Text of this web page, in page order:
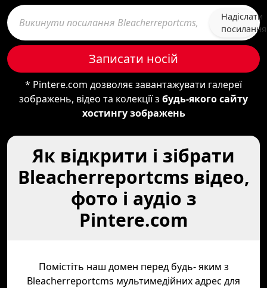
Надіслати
посилання
Записати носій
* Pintere.com дозволяє завантажувати галереї
зображень, відео та колекції з будь-якого сайту
хостингу зображень
Як відкрити і зібрати
Bleacherreportcms відео,
фото і аудіо з
Pintere.com
Помістіть наш домен перед будь- яким з
Bleacherreportcms мультимедійних адрес для